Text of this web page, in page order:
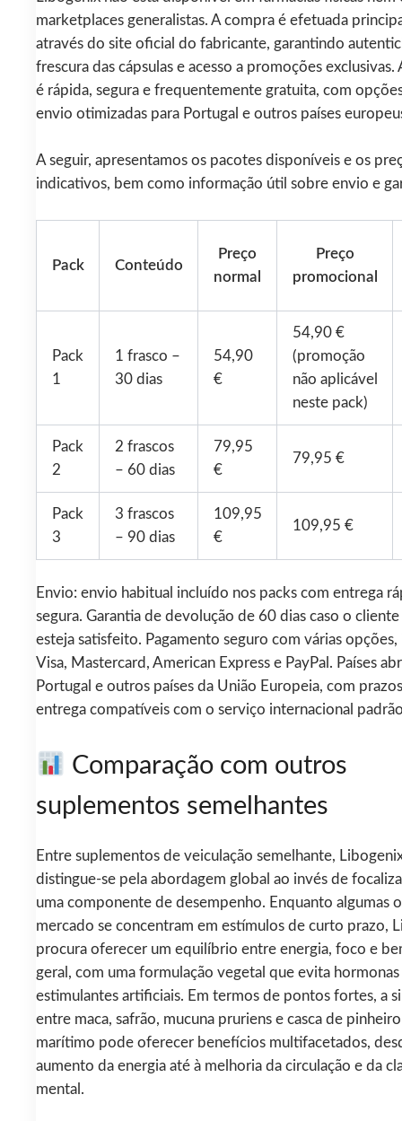
marketplaces generalistas. A compra é efetuada
através do site oficial do fabricante, garantindo
frescura das cápsulas e acesso a promoções exclusivas.
é rápida, segura e frequentemente gratuita, com
envio otimizadas para Portugal e outros países
A seguir, apresentamos os pacotes disponíveis e os
indicativos, bem como informação útil sobre envio e
Pack Conteúdo
Preço
normal
Preço
promocional
Pack
1
1 frasco –
30 dias
54,90
€
54,90 €
(promoção
não aplicável
neste pack)
Pack
2
2 frascos
– 60 dias
79,95
€
79,95 €
Pack
3
3 frascos
– 90 dias
109,95
€
109,95 €
Envio: envio habitual incluído nos packs com entrega
segura. Garantia de devolução de 60 dias caso o cliente
esteja satisfeito. Pagamento seguro com várias
Visa, Mastercard, American Express e PayPal. Países
Portugal e outros países da União Europeia, com
entrega compatíveis com o serviço internacional
Comparação com outros
suplementos semelhantes
Entre suplementos de veiculação semelhante,
distingue-se pela abordagem global ao invés de
uma componente de desempenho. Enquanto algumas
mercado se concentram em estímulos de curto prazo,
procura oferecer um equilíbrio entre energia, foco e
geral, com uma formulação vegetal que evita hormonas
estimulantes artificiais. Em termos de pontos fortes, a
entre maca, safrão, mucuna pruriens e casca de
marítimo pode oferecer benefícios multifacetados,
aumento da energia até à melhoria da circulação e da
mental.